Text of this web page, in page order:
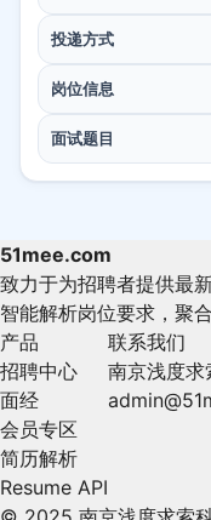
投递方式
岗位信息
面试题目
51mee.com
致力于为招聘者提供最
智能解析岗位要求，聚
产品
招聘中心
面经
会员专区
简历解析
Resume API
联系我们
南京浅度求